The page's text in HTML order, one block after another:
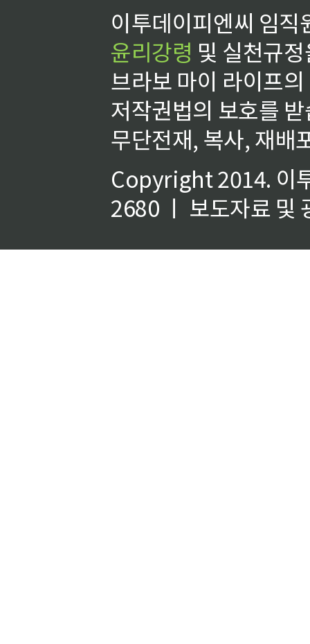
이투데이피엔씨 임
윤리강령 및 실천규
브라보 마이 라이프
저작권법의 보호를
무단전재, 복사, 재배
Copyright 2014. 이
2680 ㅣ 보도자료